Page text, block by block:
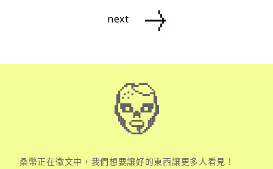
next
桑幣正在徵文中，我們想要讓好的東西讓更多人看見！